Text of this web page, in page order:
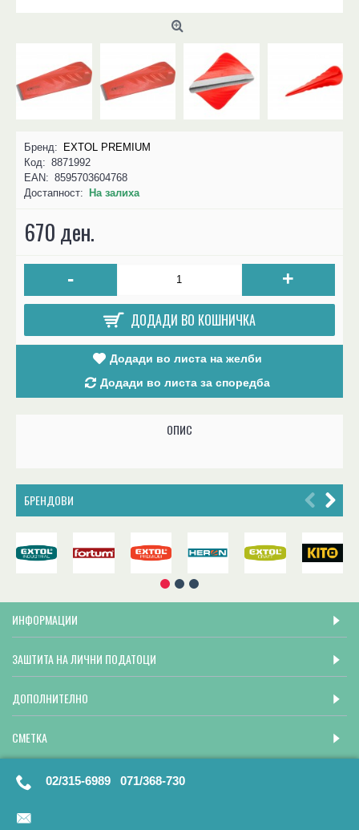
Бренд: EXTOL PREMIUM
Код: 8871992
EAN: 8595703604768
Достапност: На залиха
670 ден.
- +
ДОДАДИ ВО КОШНИЧКА
Додади во листа на желби
Додади во листа за споредба
ОПИС
БРЕНДОВИ
ИНФОРМАЦИИ
ЗАШТИТА НА ЛИЧНИ ПОДАТОЦИ
ДОПОЛНИТЕЛНО
СМЕТКА
02/315-6989 071/368-730